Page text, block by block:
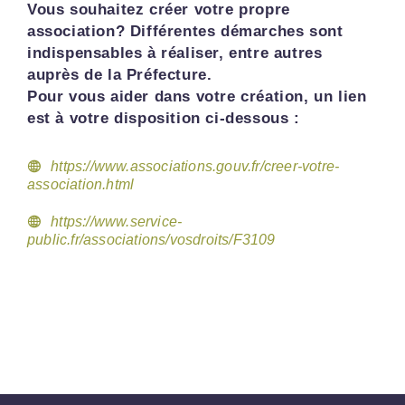
Vous souhaitez créer votre propre
association? Différentes démarches sont
indispensables à réaliser, entre autres
auprès de la Préfecture.
Pour vous aider dans votre création, un lien
est à votre disposition ci-dessous :
https://www.associations.gouv.fr/creer-votre-
association.html
https://www.service-
public.fr/associations/vosdroits/F3109